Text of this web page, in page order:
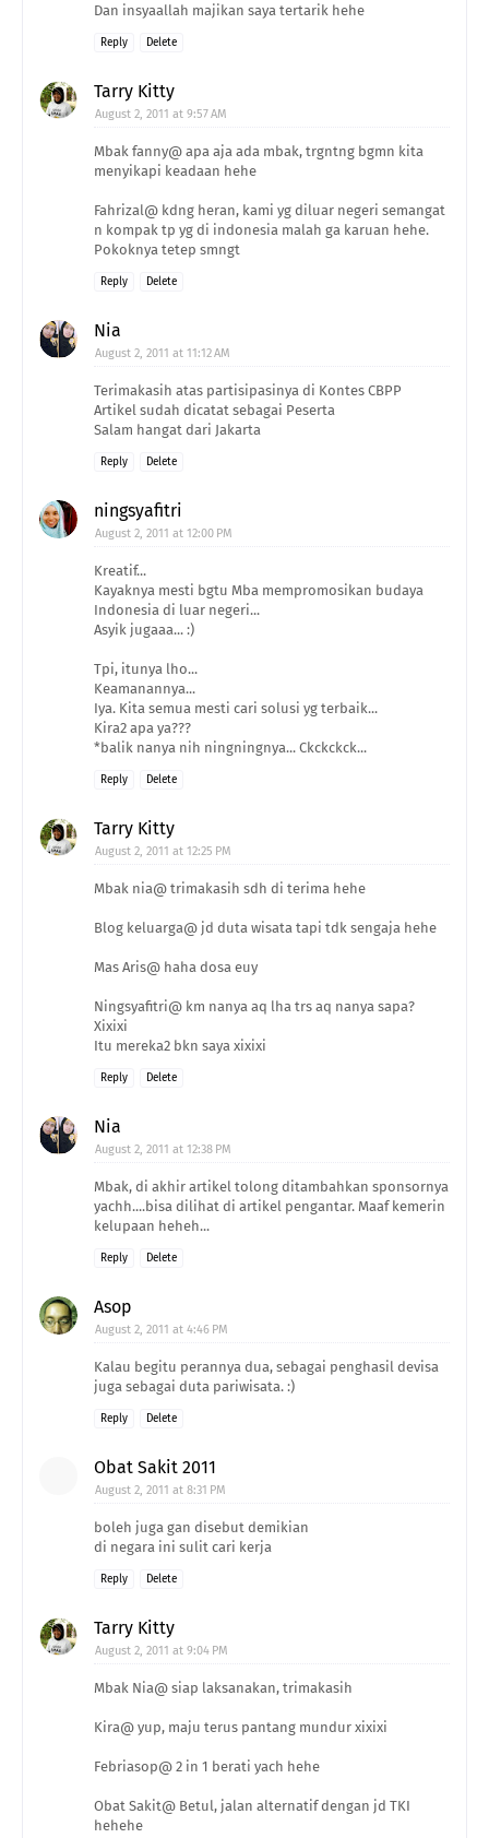
Dan insyaallah majikan saya tertarik hehe
Reply Delete
Tarry Kitty
August 2, 2011 at 9:57 AM
Mbak fanny@ apa aja ada mbak, trgntng bgmn kita
menyikapi keadaan hehe
Fahrizal@ kdng heran, kami yg diluar negeri semangat
n kompak tp yg di indonesia malah ga karuan hehe.
Pokoknya tetep smngt
Reply Delete
Nia
August 2, 2011 at 11:12 AM
Terimakasih atas partisipasinya di Kontes CBPP
Artikel sudah dicatat sebagai Peserta
Salam hangat dari Jakarta
Reply Delete
ningsyafitri
August 2, 2011 at 12:00 PM
Kreatif...
Kayaknya mesti bgtu Mba mempromosikan budaya
Indonesia di luar negeri...
Asyik jugaaa... :)
Tpi, itunya lho...
Keamanannya...
Iya. Kita semua mesti cari solusi yg terbaik...
Kira2 apa ya???
*balik nanya nih ningningnya... Ckckckck...
Reply Delete
Tarry Kitty
August 2, 2011 at 12:25 PM
Mbak nia@ trimakasih sdh di terima hehe
Blog keluarga@ jd duta wisata tapi tdk sengaja hehe
Mas Aris@ haha dosa euy
Ningsyafitri@ km nanya aq lha trs aq nanya sapa?
Xixixi
Itu mereka2 bkn saya xixixi
Reply Delete
Nia
August 2, 2011 at 12:38 PM
Mbak, di akhir artikel tolong ditambahkan sponsornya
yachh....bisa dilihat di artikel pengantar. Maaf kemerin
kelupaan heheh...
Reply Delete
Asop
August 2, 2011 at 4:46 PM
Kalau begitu perannya dua, sebagai penghasil devisa
juga sebagai duta pariwisata. :)
Reply Delete
Obat Sakit 2011
August 2, 2011 at 8:31 PM
boleh juga gan disebut demikian
di negara ini sulit cari kerja
Reply Delete
Tarry Kitty
August 2, 2011 at 9:04 PM
Mbak Nia@ siap laksanakan, trimakasih
Kira@ yup, maju terus pantang mundur xixixi
Febriasop@ 2 in 1 berati yach hehe
Obat Sakit@ Betul, jalan alternatif dengan jd TKI
hehehe